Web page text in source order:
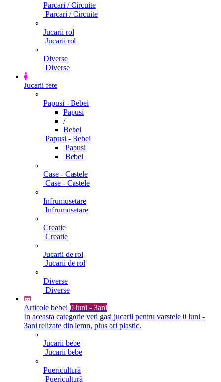
Parcari / Circuite
Parcari / Circuite
Jucarii rol
Jucarii rol
Diverse
Diverse
Jucarii fete
Papusi - Bebei
Papusi
/
Bebei
Papusi - Bebei
Papusi
Bebei
Case - Castele
Case - Castele
Infrumusetare
Infrumusetare
Creatie
Creatie
Jucarii de rol
Jucarii de rol
Diverse
Diverse
Articole bebei 0 luni - 3ani
In aceasta categorie veti gasi jucarii pentru varstele 0 luni -
3ani relizate din lemn, plus ori plastic.
Jucarii bebe
Jucarii bebe
Puericultură
Puericultură